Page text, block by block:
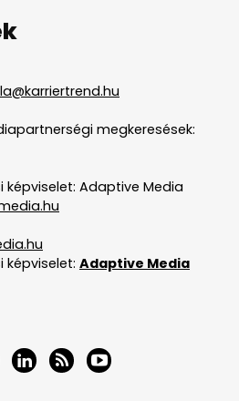
megkeresések:
képviselet: Adaptive Media
képviselet: Adaptive Media